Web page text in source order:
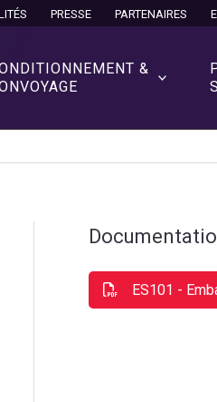
PRESSE PARTENAIRES
&
ES101 -